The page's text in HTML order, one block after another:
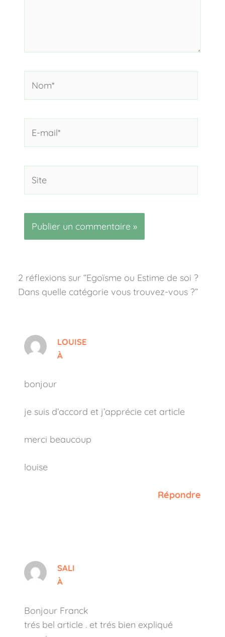
mail*
2 réflexions sur “Egoïsme ou Estime de soi ?
Dans quelle catégorie vous trouvez-vous ?”
LOUISE
À
bonjour
je suis d’accord et j’apprécie cet article
merci beaucoup
louise
Répondre
SALI
À
Bonjour Franck
trés bel article . et trés bien expliqué